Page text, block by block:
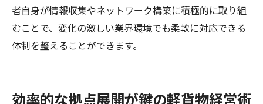
者自身が情報収集やネットワーク構築に積極的に取り組
むことで、変化の激しい業界環境でも柔軟に対応できる
体制を整えることができます。
効率的な拠点展開が鍵の軽貨物経営術